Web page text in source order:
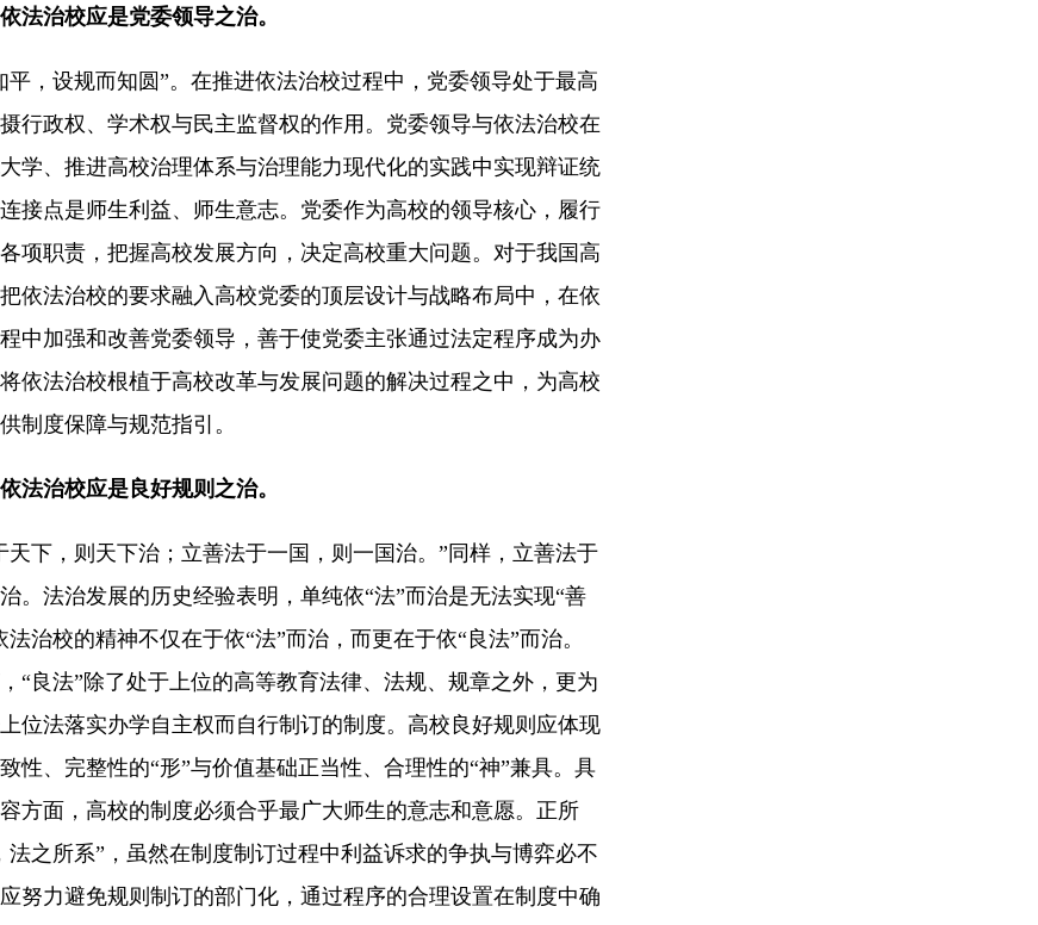
法治校应是党委领导之治。
，设规而知圆”。在推进依法治校过程中，党委领导处于最高
行政权、学术权与民主监督权的作用。党委领导与依法治校在
学、推进高校治理体系与治理能力现代化的实践中实现辩证统
接点是师生利益、师生意志。党委作为高校的领导核心，履行
项职责，把握高校发展方向，决定高校重大问题。对于我国高
依法治校的要求融入高校党委的顶层设计与战略布局中，在依
中加强和改善党委领导，善于使党委主张通过法定程序成为办
依法治校根植于高校改革与发展问题的解决过程之中，为高校
制度保障与规范指引。
法治校应是良好规则之治。
下，则天下治；立善法于一国，则一国治。”同样，立善法于
。法治发展的历史经验表明，单纯依“法”而治是无法实现“善
法治校的精神不仅在于依“法”而治，而更在于依“良法”而治。
“良法”除了处于上位的高等教育法律、法规、规章之外，更为
位法落实办学自主权而自行制订的制度。高校良好规则应体现
性、完整性的“形”与价值基础正当性、合理性的“神”兼具。具
方面，高校的制度必须合乎最广大师生的意志和意愿。正所
法之所系”，虽然在制度制订过程中利益诉求的争执与博弈必不
努力避免规则制订的部门化，通过程序的合理设置在制度中确